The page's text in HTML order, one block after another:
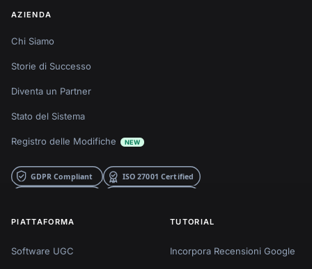
AZIENDA
Chi Siamo
Storie di Successo
Diventa un Partner
Stato del Sistema
Registro delle Modifiche NEW
PIATTAFORMA
Software UGC
TUTORIAL
Incorpora Recensioni Google